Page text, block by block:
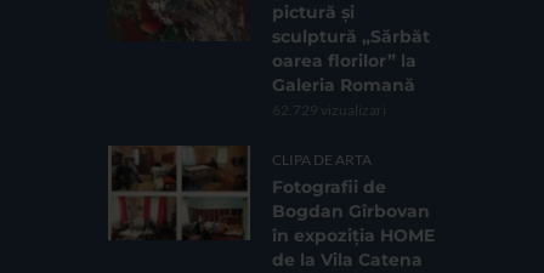
pictură și
sculptură „Sărbăt
oarea florilor” la
Galeria Romană
62.729 vizualizari
CLIPA DE ARTA
Fotografii de
Bogdan Gîrbovan
în expoziția HOME
de la Vila Catena